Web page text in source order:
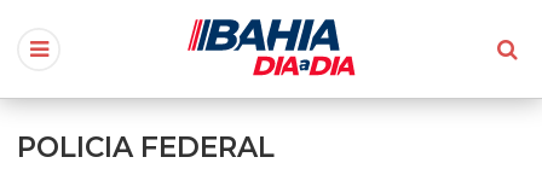
POLICIA FEDERAL